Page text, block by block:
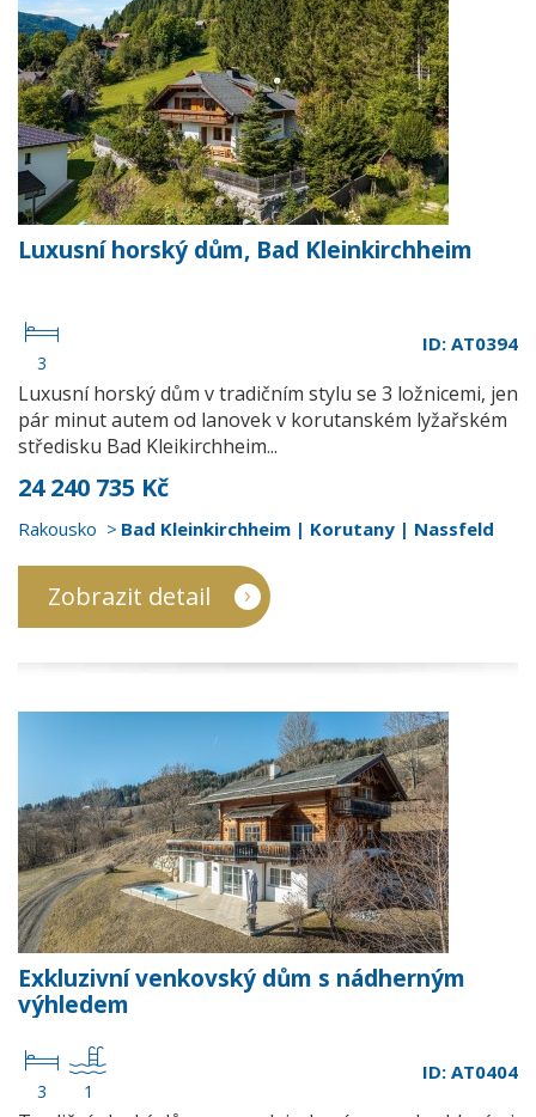
Luxusní horský dům, Bad Kleinkirchheim
3
ID: AT0394
Luxusní horský dům v tradičním stylu se 3 ložnicemi, jen
pár minut autem od lanovek v korutanském lyžařském
středisku Bad Kleikirchheim...
24 240 735 Kč
Rakousko Bad Kleinkirchheim | Korutany | Nassfeld
Zobrazit detail
Exkluzivní venkovský dům s nádherným
výhledem
3 1
ID: AT0404